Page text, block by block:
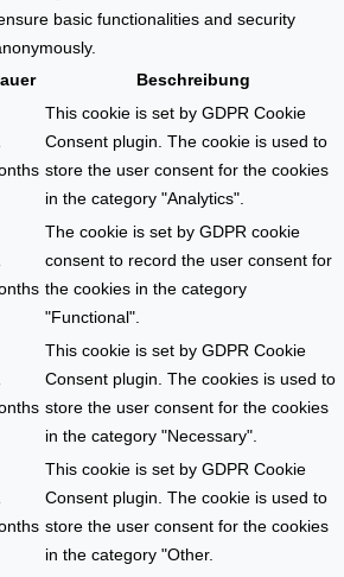
basic functionalities and security
Beschreibung
This cookie is set by GDPR Cookie
Consent plugin. The cookie is used to
store the user consent for the cookies
in the category "Analytics".
The cookie is set by GDPR cookie
consent to record the user consent for
the cookies in the category
"Functional".
This cookie is set by GDPR Cookie
Consent plugin. The cookies is used to
store the user consent for the cookies
in the category "Necessary".
This cookie is set by GDPR Cookie
Consent plugin. The cookie is used to
store the user consent for the cookies
in the category "Other.